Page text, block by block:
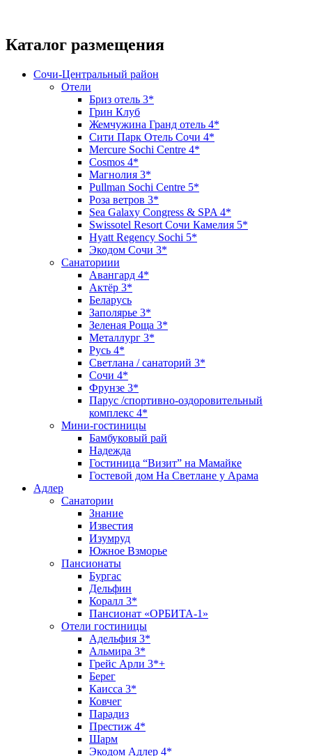
Каталог размещения
Сочи-Центральный район
Отели
Бриз отель 3*
Грин Клуб
Жемчужина Гранд отель 4*
Сити Парк Отель Сочи 4*
Mercure Sochi Centre 4*
Cosmos 4*
Магнолия 3*
Pullman Sochi Сеntre 5*
Роза ветров 3*
Sea Galaxy Congress & SPA 4*
Swissotel Resort Сочи Камелия 5*
Hyatt Regency Sochi 5*
Экодом Сочи 3*
Санаториии
Авангард 4*
Актёр 3*
Беларусь
Заполярье 3*
Зеленая Роща 3*
Металлург 3*
Русь 4*
Светлана / санаторий 3*
Сочи 4*
Фрунзе 3*
Парус /спортивно-оздоровительный
комплекс 4*
Мини-гостиницы
Бамбуковый рай
Надежда
Гостиница “Визит” на Мамайке
Гостевой дом На Светлане у Арама
Адлер
Санатории
Знание
Известия
Изумруд
Южное Взморье
Пансионаты
Бургас
Дельфин
Коралл 3*
Пансионат «ОРБИТА-1»
Отели гостиницы
Адельфия 3*
Альмира 3*
Грейс Арли 3*+
Берег
Каисса 3*
Ковчег
Парадиз
Престиж 4*
Шарм
Экодом Адлер 4*